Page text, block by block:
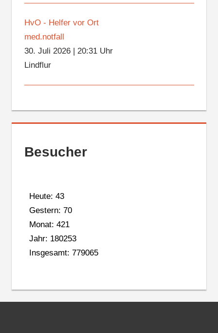
HvO - Helfer vor Ort
med.notfall
30. Juli 2026| 20:31 Uhr
Lindflur
Besucher
Heute: 43
Gestern: 70
Monat: 421
Jahr: 180253
Insgesamt: 779065